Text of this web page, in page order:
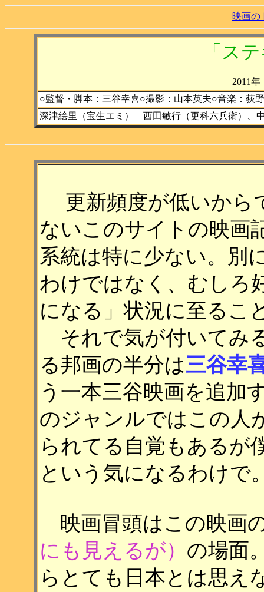
映画の
「ス
2011
○監督・脚本：三谷幸喜○撮影：山本英夫○音楽：荻
深津絵里（宝生エミ） 西田敏行（更科六兵衛）、
更新頻度が低いから
ないこのサイトの映画
系統は特に少ない。別
わけではなく、むしろ
になる」状況に至るこ
それで気が付いてみ
る邦画の半分は三谷幸
う一本三谷映画を追加
のジャンルではこの人
られてる自覚もあるが
という気になるわけで
映画冒頭はこの映画
にも見えるが） の場面
らとても日本とは思え